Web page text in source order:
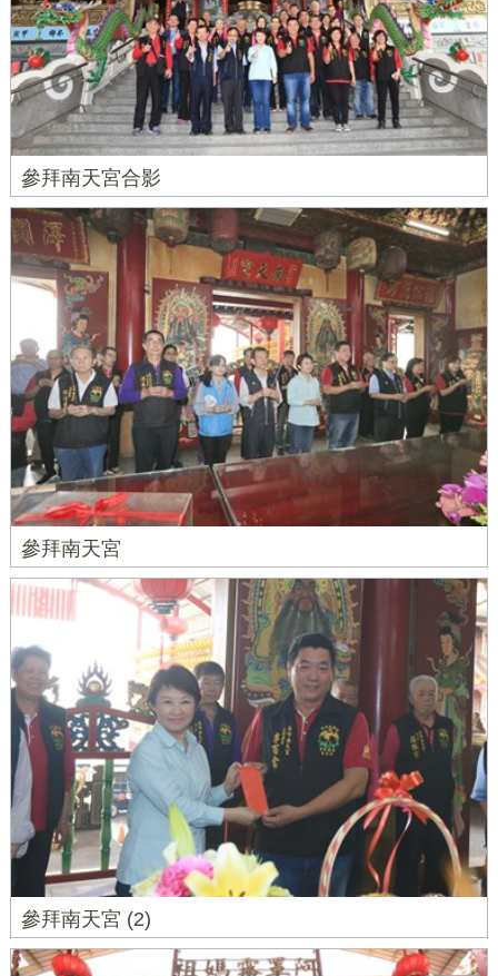
參拜南天宮合影
參拜南天宮
參拜南天宮 (2)